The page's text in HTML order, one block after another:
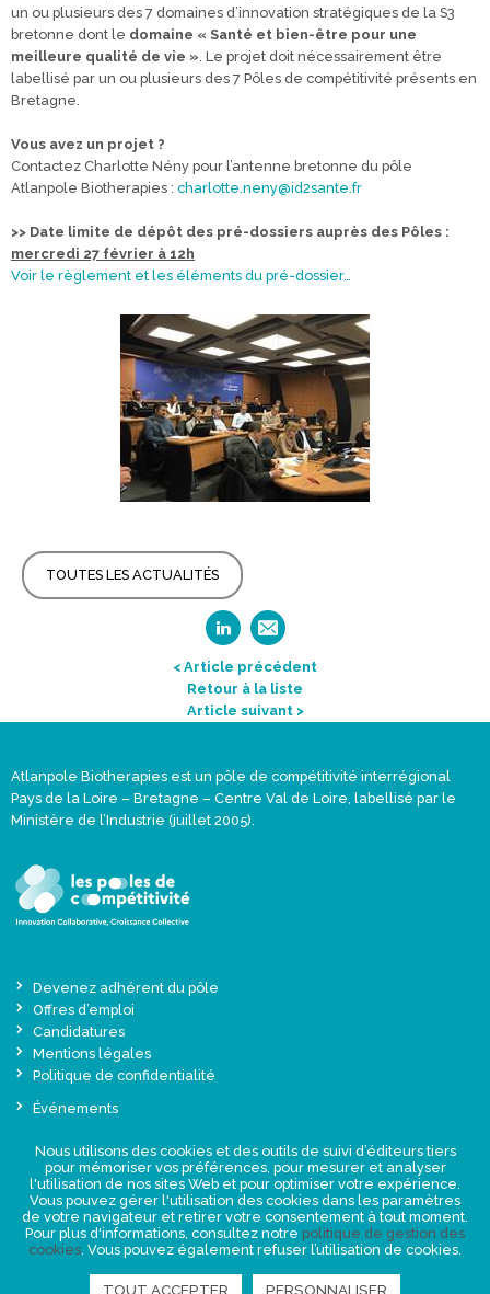
un ou plusieurs des 7 domaines d’innovation stratégiques de la S3
bretonne dont le domaine « Santé et bien-être pour une
meilleure qualité de vie ». Le projet doit nécessairement être
labellisé par un ou plusieurs des 7 Pôles de compétitivité présents en
Bretagne.
Vous avez un projet ?
Contactez Charlotte Nény pour l’antenne bretonne du pôle
Atlanpole Biotherapies : charlotte.neny@id2sante.fr
>> Date limite de dépôt des pré-dossiers auprès des Pôles :
mercredi 27 février à 12h
Voir le règlement et les éléments du pré-dossier…
TOUTES LES ACTUALITÉS
< Article précédent
Retour à la liste
Article suivant >
Atlanpole Biotherapies est un pôle de compétitivité interrégional
Pays de la Loire – Bretagne – Centre Val de Loire, labellisé par le
Ministère de l’Industrie (juillet 2005).
Devenez adhérent du pôle
Offres d’emploi
Candidatures
Mentions légales
Politique de confidentialité
Événements
Une offre globale sur-mesure
Presse
NEWSLETTER
Nous utilisons des cookies et des outils de suivi d’éditeurs tiers
pour mémoriser vos préférences, pour mesurer et analyser
l'utilisation de nos sites Web et pour optimiser votre expérience.
Vous pouvez gérer l'utilisation des cookies dans les paramètres
de votre navigateur et retirer votre consentement à tout moment.
Pour plus d'informations, consultez notre politique de gestion des
cookies. Vous pouvez également refuser l’utilisation de cookies.
TOUT ACCEPTER PERSONNALISER